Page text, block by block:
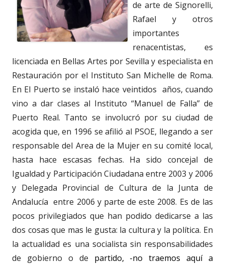
de arte de Signorelli,
Rafael y otros
importantes
renacentistas, es
licenciada en Bellas Artes por Sevilla y especialista en
Restauración por el Instituto San Michelle de Roma.
En El Puerto se instaló hace veintidos años, cuando
vino a dar clases al Instituto “Manuel de Falla” de
Puerto Real. Tanto se involucró por su ciudad de
acogida que, en 1996 se afilió al PSOE, llegando a ser
responsable del Area de la Mujer en su comité local,
hasta hace escasas fechas. Ha sido concejal de
Igualdad y Participación Ciudadana entre 2003 y 2006
y Delegada Provincial de Cultura de la Junta de
Andalucía entre 2006 y parte de este 2008. Es de las
pocos privilegiados que han podido dedicarse a las
dos cosas que mas le gusta: la cultura y la política. En
la actualidad es una socialista sin responsabilidades
de gobierno o de partido, -no traemos aquí a